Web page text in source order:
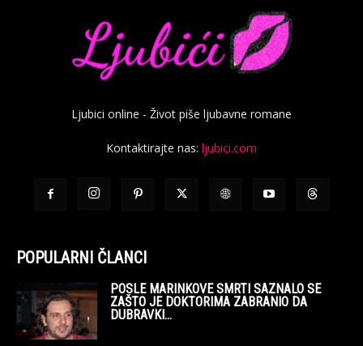
Ljubici online - Život piše ljubavne romane
Kontaktirajte nas: ljubici.com
POPULARNI ČLANCI
POSLE MARINKOVE SMRTI SAZNALO SE
ZAŠTO JE DOKTORIMA ZABRANIO DA
DUBRAVKI...